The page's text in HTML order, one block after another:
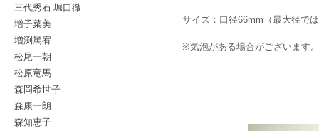
三代秀石 堀口徹
増子菜美
増渕篤宥
松尾一朝
松原竜馬
森岡希世子
森康一朗
森知恵子
サイズ：口径66mm（最大径で
※気泡がある場合がございます。